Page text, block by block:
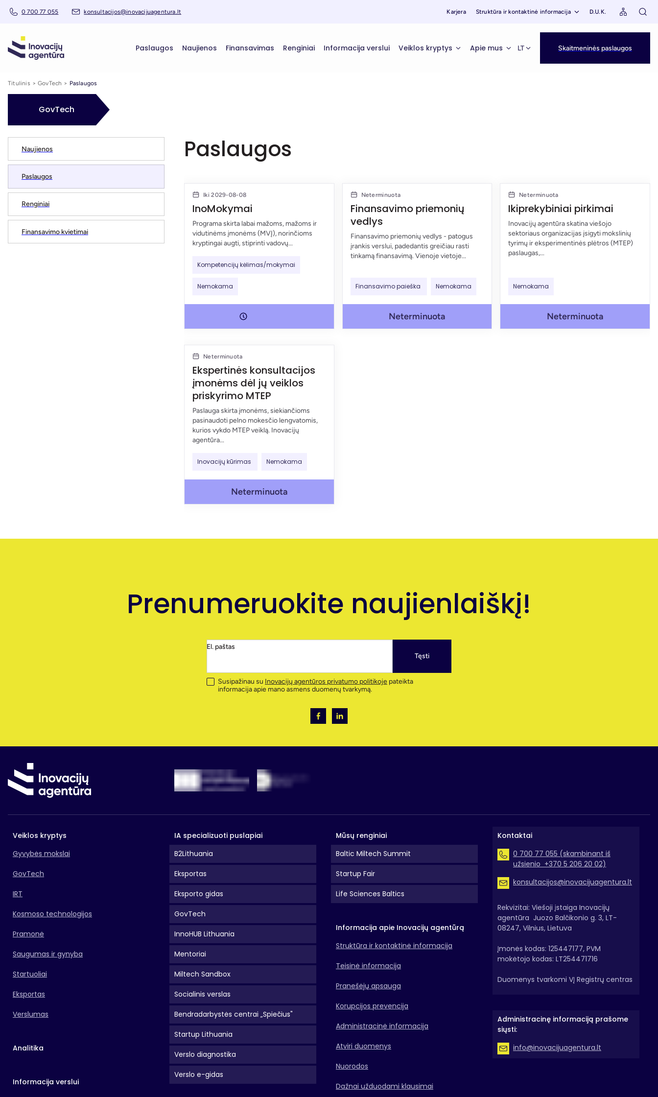
0 700 77 055 konsultacijos@inovacijuagentura.lt Karjera Struktūra ir kontaktinė informacija D.U.K.
Paslaugos Naujienos Finansavimas Renginiai Informacija verslui Veiklos kryptys Apie mus LT Skaitmeninės paslaugos
Titulinis GovTech Paslaugos
GovTech
Naujienos
Paslaugos
Renginiai
Finansavimo kvietimai
Paslaugos
Iki 2029-08-08
InoMokymai
Programa skirta labai mažoms, mažoms ir
vidutinėms įmonėms (MVĮ), norinčioms
kryptingai augti, stiprinti vadovų...
Kompetencijų kėlimas/mokymai
Nemokama
Neterminuota
Finansavimo priemonių
vedlys
Finansavimo priemonių vedlys - patogus
įrankis verslui, padedantis greičiau rasti
tinkamą finansavimą. Vienoje vietoje...
Finansavimo paieška Nemokama
Neterminuota
Neterminuota
Ikiprekybiniai pirkimai
Inovacijų agentūra skatina viešojo
sektoriaus organizacijas įsigyti mokslinių
tyrimų ir eksperimentinės plėtros (MTEP)
paslaugas,...
Nemokama
Neterminuota
Neterminuota
Ekspertinės konsultacijos
įmonėms dėl jų veiklos
priskyrimo MTEP
Paslauga skirta įmonėms, siekiančioms
pasinaudoti pelno mokesčio lengvatomis,
kurios vykdo MTEP veiklą. Inovacijų
agentūra...
Inovacijų kūrimas Nemokama
Neterminuota
Prenumeruokite naujienlaiškį!
El. paštas
Tęsti
Susipažinau su Inovacijų agentūros privatumo politikoje pateikta
informacija apie mano asmens duomenų tvarkymą.
Veiklos kryptys
Gyvybės mokslai
GovTech
IRT
Kosmoso technologijos
Pramonė
Saugumas ir gynyba
Startuoliai
Eksportas
Verslumas
Analitika
Informacija verslui
IA specializuoti puslapiai
B2Lithuania
Eksportas
Eksporto gidas
GovTech
InnoHUB Lithuania
Mentoriai
Miltech Sandbox
Socialinis verslas
Bendradarbystės centrai „Spiečius"
Startup Lithuania
Verslo diagnostika
Verslo e-gidas
Mūsų renginiai
Baltic Miltech Summit
Startup Fair
Life Sciences Baltics
Informacija apie Inovacijų agentūrą
Struktūra ir kontaktinė informacija
Teisinė informacija
Pranešėjų apsauga
Korupcijos prevencija
Administracinė informacija
Atviri duomenys
Nuorodos
Dažnai užduodami klausimai
Kontaktai
0 700 77 055 (skambinant iš
užsienio +370 5 206 20 02)
konsultacijos@inovacijuagentura.lt
Rekvizitai: Viešoji įstaiga Inovacijų
agentūra Juozo Balčikonio g. 3, LT-
08247, Vilnius, Lietuva
Įmonės kodas: 125447177, PVM
mokėtojo kodas: LT254471716
Duomenys tvarkomi VĮ Registrų centras
Administracinę informaciją prašome
siųsti:
info@inovacijuagentura.lt